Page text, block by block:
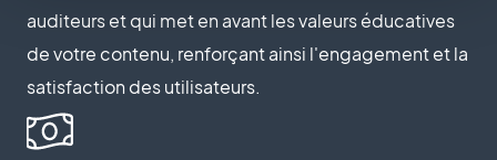
auditeurs et qui met en avant les valeurs éducatives
de votre contenu, renforçant ainsi l'engagement et la
satisfaction des utilisateurs.